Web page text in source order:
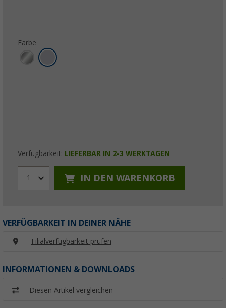
Farbe
Verfügbarkeit: LIEFERBAR IN 2-3 WERKTAGEN
1 IN DEN WARENKORB
VERFÜGBARKEIT IN DEINER NÄHE
Filialverfügbarkeit prüfen
INFORMATIONEN & DOWNLOADS
Diesen Artikel vergleichen